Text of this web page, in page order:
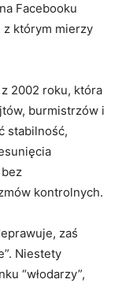
Facebooku
z którym mierzy
2002 roku, która
burmistrzów i
stabilność,
kontrolnych.
zaś
Niestety
“włodarzy”,